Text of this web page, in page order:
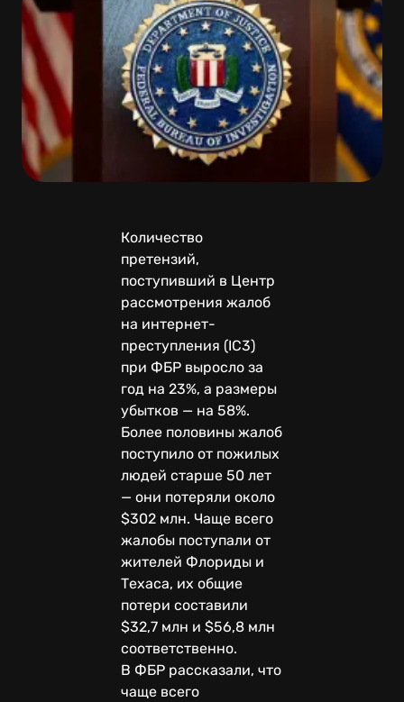
Количество
претензий,
поступивший в Центр
рассмотрения жалоб
на интернет-
преступления (IC3)
при ФБР выросло за
год на 23%, а размеры
убытков — на 58%.
Более половины жалоб
поступило от пожилых
людей старше 50 лет
— они потеряли около
$302 млн. Чаще всего
жалобы поступали от
жителей Флориды и
Техаса, их общие
потери составили
$32,7 млн и $56,8 млн
соответственно.
В ФБР рассказали, что
чаще всего